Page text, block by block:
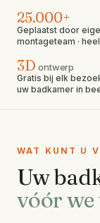
25.000+
Geplaatst door
montageteam ·
3D ontwerp
Gratis bij elk
uw badkamer in
WAT KUNT U
Uw
vóór we